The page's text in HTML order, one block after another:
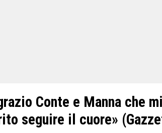
Conte e Manna che
seguire il cuore»